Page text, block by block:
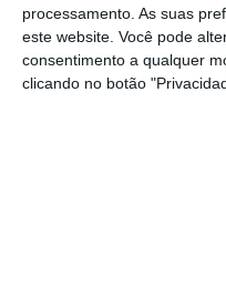
processamento. As suas
este website. Você pode
consentimento a qualquer
clicando no botão
poderes, mandato
geral adjunto”,no
César havia dito